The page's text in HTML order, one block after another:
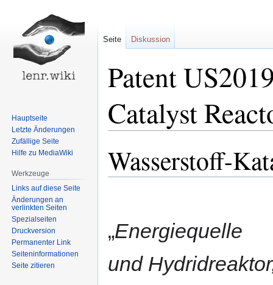
Patent
Catalyst
Navigation
springen
Suche
springen
Wasserstoff-
„Energiequelle
und
Seite Diskussion
Hauptseite
Letzte Änderungen
Zufällige Seite
Hilfe zu MediaWiki
Werkzeuge
Links auf diese Seite
Änderungen an
verlinkten Seiten
Spezialseiten
Druckversion
Permanenter Link
Seiten­informationen
Seite zitieren